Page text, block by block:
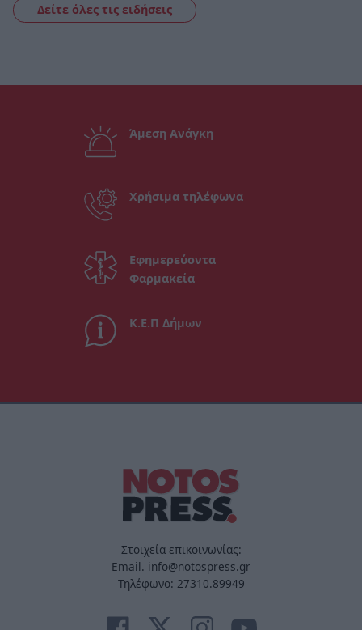
Δείτε όλες τις ειδήσεις
Άμεση Ανάγκη
Χρήσιμα τηλέφωνα
Εφημερεύοντα
Φαρμακεία
Κ.Ε.Π Δήμων
Στοιχεία επικοινωνίας:
Email. info@notospress.gr
Τηλέφωνο: 27310.89949